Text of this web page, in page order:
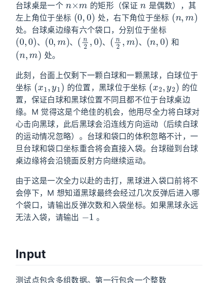
台球桌是一个 的矩形（保证
是偶数），其
左上角位于坐标
(0,0)
处，右下角位于坐标
( , m)
处。台球桌边缘有六个袋口，分别位于坐标
、 、 、 、
(0, 0)、(0,m)、(n2,0)、 (n2,m)、
(n, 0)
和
(n,m)
处。
此刻，台面上仅剩下一颗白球和一颗黑球，白球位于
坐标
( x1,y1)
的位置，黑球位于坐标
(x2 y2)
的位
置，保证白球和黑球位置不同且都不位于台球桌边
缘。M 觉得这是个绝佳的机会，他用尽全力将白球对
心击向黑球，此后黑球会沿连线方向运动（后续白球
的运动情况忽略）。台球和袋口的体积忽略不计，一
旦台球和袋口坐标重合将会直接入袋。台球碰到台球
桌边缘将会沿镜面反射方向继续运动。
由于这是一次全力以赴的击打，黑球进入袋口前将不
会停下，M 想知道黑球最终会经过几次反弹后进入哪
个袋口，请输出反弹次数和入袋坐标。如果黑球永远
无法入袋，请输出
−1
。
Input
测试点包含多组数据。第一行包含一个整数